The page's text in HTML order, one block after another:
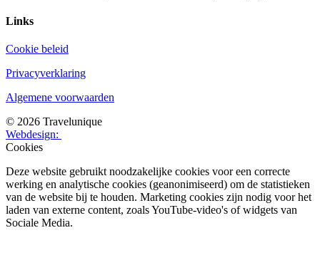
Links
Cookie beleid
Privacyverklaring
Algemene voorwaarden
© 2026 Travelunique
Webdesign:
Cookies
Deze website gebruikt noodzakelijke cookies voor een correcte
werking en analytische cookies (geanonimiseerd) om de statistieken
van de website bij te houden. Marketing cookies zijn nodig voor het
laden van externe content, zoals YouTube-video's of widgets van
Sociale Media.